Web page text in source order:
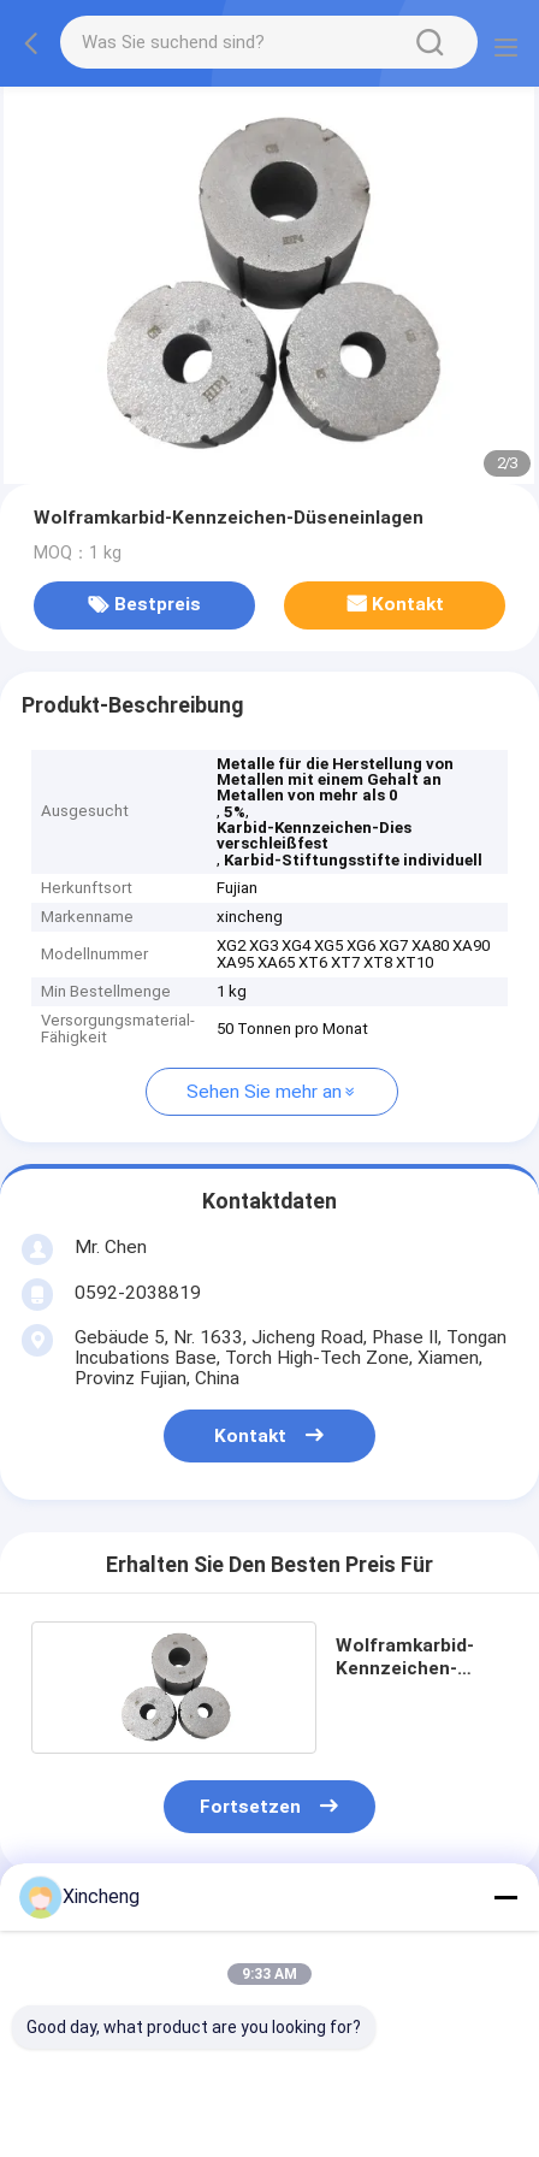
2/3
Wolframkarbid-Kennzeichen-Düseneinlagen
MOQ：1 kg
Bestpreis Kontakt
Produkt-Beschreibung
Ausgesucht
Metalle für die Herstellung von
Metallen mit einem Gehalt an
Metallen von mehr als 0
,5%,
Karbid-Kennzeichen-Dies
verschleißfest
, Karbid-Stiftungsstifte individuell
Herkunftsort
Fujian
Markenname
xincheng
Modellnummer
XG2 XG3 XG4 XG5 XG6 XG7 XA80 XA90
XA95 XA65 XT6 XT7 XT8 XT10
Min Bestellmenge
1 kg
Versorgungsmaterial-
Fähigkeit
50 Tonnen pro Monat
Sehen Sie mehr an
Kontaktdaten
Mr. Chen
0592-2038819
Gebäude 5, Nr. 1633, Jicheng Road, Phase II, Tongan
Incubations Base, Torch High-Tech Zone, Xiamen,
Provinz Fujian, China
Kontakt
Erhalten Sie Den Besten Preis Für
Wolframkarbid-
Kennzeichen-
Fortsetzen
Empfohlene Produkte
Xincheng
9:33 AM
Good day, what product are you looking for?